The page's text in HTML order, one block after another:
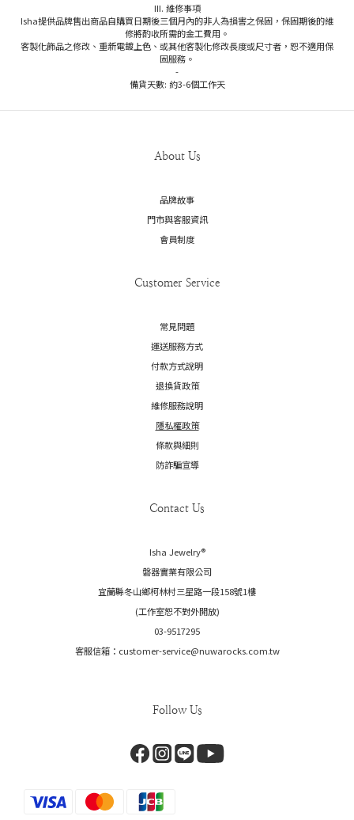
III. 維修事項
Isha提供品牌售出商品自購買日期後三個月內的非人為損害之保固，保固期後的維
修將酌收所需的金工費用。
客製化飾品之修改、重新電鍍上色、或其他客製化修改長度或尺寸者，恕不適用保
固服務。
-
備貨天數: 約3-6個工作天
About Us
品牌故事
門市與客服資訊
會員制度
Customer Service
常見問題
運送服務方式
付款方式說明
退換貨政策
維修服務說明
隱私權政策
條款與細則
防詐騙宣導
Contact Us
Isha Jewelry®️
磐器實業有限公司
宜蘭縣冬山鄉柯林村三星路一段158號1樓
(工作室恕不對外開放)
03-9517295
客服信箱：customer-service@nuwarocks.com.tw
Follow Us